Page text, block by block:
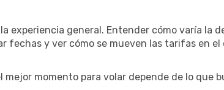
experiencia general. Entender cómo varía la
fechas y ver cómo se mueven las tarifas en
momento para volar depende de lo que